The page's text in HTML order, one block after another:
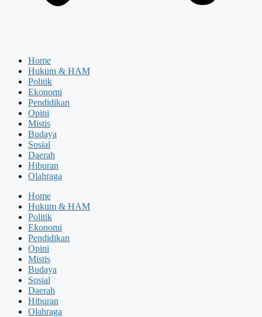
Home
Hukum & HAM
Politik
Ekonomi
Pendidikan
Opini
Mistis
Budaya
Sosial
Daerah
Hiburan
Olahraga
Home
Hukum & HAM
Politik
Ekonomi
Pendidikan
Opini
Mistis
Budaya
Sosial
Daerah
Hiburan
Olahraga